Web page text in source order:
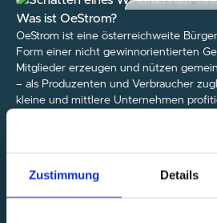
Zustimmung Details
Strom
Was ist OeStrom?
OeStrom ist eine österreichweite
Form einer nicht gewinnorientierten
Mitglieder erzeugen und nützen
– als Produzenten und Verbraucher
kleine und mittlere Unternehmen
unabhängige Gemeinschaft arbeitet
Faire Preise und stabile